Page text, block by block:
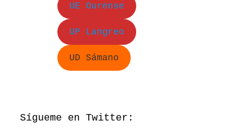
UE Ourense
UP Langreo
UD Sámano
Sígueme en Twitter: